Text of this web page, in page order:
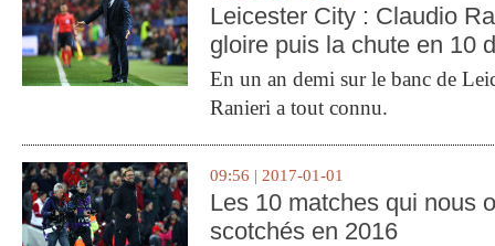
Leicester City : Claudio
gloire puis la chute en 10
En un an demi sur le banc de
Ranieri a tout connu.
09:56 | 2017-01-01
Les 10 matches qui nous
scotchés en 2016